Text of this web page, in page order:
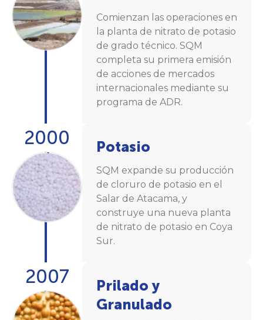
Comienzan las operaciones en
la planta de nitrato de potasio
de grado técnico. SQM
completa su primera emisión
de acciones de mercados
internacionales mediante su
programa de ADR.
2000 Potasio
SQM expande su producción
de cloruro de potasio en el
Salar de Atacama, y
construye una nueva planta
de nitrato de potasio en Coya
Sur.
2007
Prilado y
Granulado